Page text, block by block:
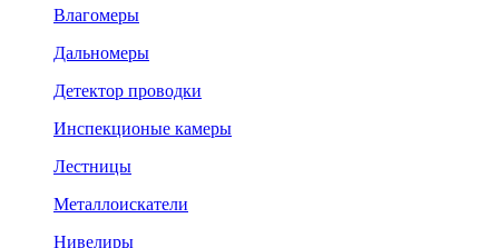
Влагомеры
Дальномеры
Детектор проводки
Инспекционые камеры
Лестницы
Металлоискатели
Нивелиры